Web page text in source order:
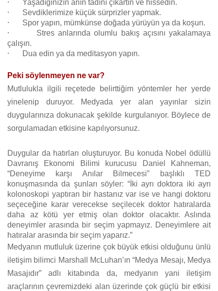
Yaşadığınızın anın tadını çıkartın ve hissedin.
· Sevdiklerimize küçük sürprizler yapmak.
· Spor yapın, mümkünse doğada yürüyün ya da koşun.
·
Stres anlarında olumlu bakış açısını yakalamaya
çalışın.
· Dua edin ya da meditasyon yapın.
Peki söylenmeyen ne var?
Mutlulukla ilgili reçetede belirttiğim yöntemler her yerde
yinelenip duruyor. Medyada yer alan yayınlar sizin
duygularınıza dokunacak şekilde kurgulanıyor. Böylece de
sorgulamadan etkisine kapılıyorsunuz.
Duygular da hatırları oluşturuyor. Bu konuda Nobel ödüllü
Davranış Ekonomi Bilimi kurucusu Daniel Kahneman,
“Deneyime karşı Anılar Bilmecesi” başlıklı TED
konuşmasında da şunları söyler: “İki ayrı doktora iki ayrı
kolonoskopi yaptıran bir hastanız var ise ve hangi doktoru
seçeceğine karar verecekse seçilecek doktor hatıralarda
daha az kötü yer etmiş olan doktor olacaktır. Aslında
deneyimler arasında bir seçim yapmayız. Deneyimlere ait
hatıralar arasında bir seçim yaparız.”
Medyanın mutluluk üzerine çok büyük etkisi olduğunu ünlü
iletişim bilimci Marshall McLuhan’ın “Medya Mesajı, Medya
Masajıdır” adlı kitabında da, medyanın yani iletişim
araçlarının çevremizdeki alan üzerinde çok güçlü bir etkisi